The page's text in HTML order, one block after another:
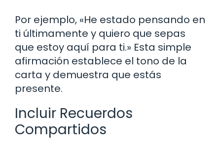
Por ejemplo, «He estado pensando en
ti últimamente y quiero que sepas
que estoy aquí para ti.» Esta simple
afirmación establece el tono de la
carta y demuestra que estás
presente.
Incluir Recuerdos
Compartidos